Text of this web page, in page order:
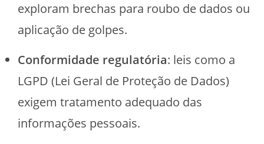
exploram brechas para roubo de dados ou
aplicação de golpes.
Conformidade regulatória: leis como a
LGPD (Lei Geral de Proteção de Dados)
exigem tratamento adequado das
informações pessoais.